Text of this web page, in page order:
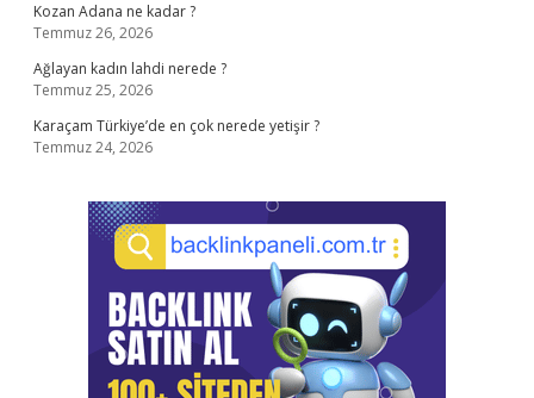
Kozan Adana ne kadar ?
Temmuz 26, 2026
Ağlayan kadın lahdi nerede ?
Temmuz 25, 2026
Karaçam Türkiye’de en çok nerede yetişir ?
Temmuz 24, 2026